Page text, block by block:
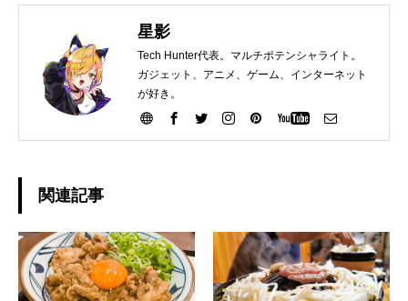
星影
Tech Hunter代表。マルチポテンシャライト。
ガジェット、アニメ、ゲーム、インターネット
が好き。
関連記事